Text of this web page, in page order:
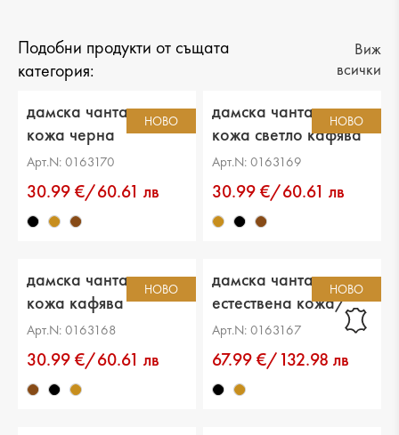
Подобни продукти от същата
категория:
Виж
всички
НОВО
дамска чанта еко
кожа черна
Арт.N: 0163170
30.99 €/60.61 лв
НОВО
дамска чанта еко
кожа светло кафява
Арт.N: 0163169
30.99 €/60.61 лв
НОВО
дамска чанта еко
кожа кафява
Арт.N: 0163168
30.99 €/60.61 лв
НОВО
дамска чанта
естествена кожа/
еко кожа черна
Арт.N: 0163167
67.99 €/132.98 лв